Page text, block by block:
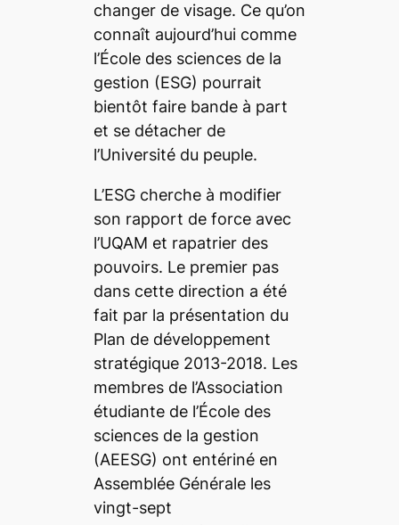
changer de visage. Ce qu’on
connaît aujourd’hui comme
l’École des sciences de la
gestion (ESG) pourrait
bientôt faire bande à part
et se détacher de
l’Université du peuple.
L’ESG cherche à modifier
son rapport de force avec
l’UQAM et rapatrier des
pouvoirs. Le premier pas
dans cette direction a été
fait par la présentation du
Plan de développement
stratégique 2013-2018. Les
membres de l’Association
étudiante de l’École des
sciences de la gestion
(AEESG) ont entériné en
Assemblée Générale les
vingt-sept